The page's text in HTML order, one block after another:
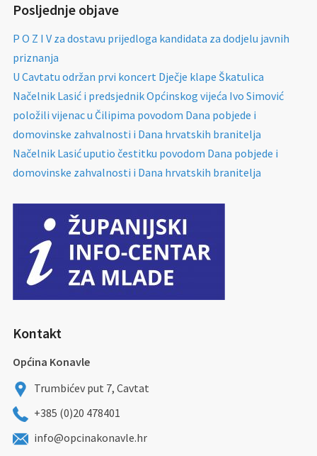
Posljednje objave
P O Z I V za dostavu prijedloga kandidata za dodjelu javnih
priznanja
U Cavtatu održan prvi koncert Dječje klape Škatulica
Načelnik Lasić i predsjednik Općinskog vijeća Ivo Simović
položili vijenac u Čilipima povodom Dana pobjede i
domovinske zahvalnosti i Dana hrvatskih branitelja
Načelnik Lasić uputio čestitku povodom Dana pobjede i
domovinske zahvalnosti i Dana hrvatskih branitelja
Kontakt
Općina Konavle
Trumbićev put 7, Cavtat
+385 (0)20 478401
info@opcinakonavle.hr